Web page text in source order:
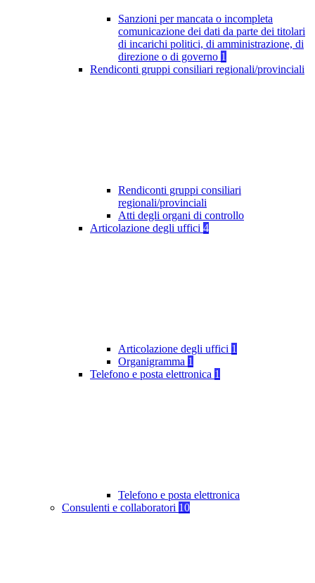
Sanzioni per mancata o incompleta
comunicazione dei dati da parte dei titolari
di incarichi politici, di amministrazione, di
direzione o di governo 1
Rendiconti gruppi consiliari regionali/provinciali
Rendiconti gruppi consiliari
regionali/provinciali
Atti degli organi di controllo
Articolazione degli uffici 4
Articolazione degli uffici 1
Organigramma 1
Telefono e posta elettronica 1
Telefono e posta elettronica
Consulenti e collaboratori 10